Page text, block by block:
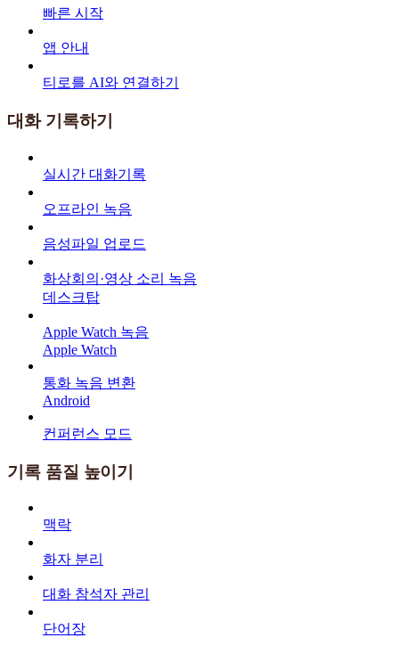
빠른 시작
앱 안내
티로를 AI와 연결하기
대화 기록하기
실시간 대화기록
오프라인 녹음
음성파일 업로드
화상회의·영상 소리 녹음
데스크탑
Apple Watch 녹음
Apple Watch
통화 녹음 변환
Android
컨퍼런스 모드
기록 품질 높이기
맥락
화자 분리
대화 참석자 관리
단어장